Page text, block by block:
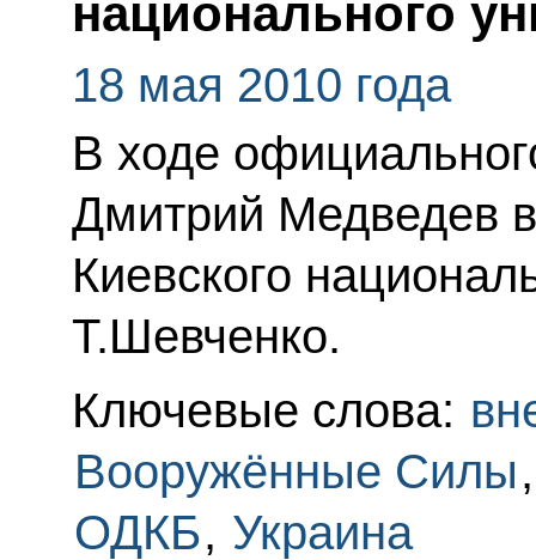
национального
18 мая 2010 года
В ходе
Дмитрий Медведев
Киевского
Т.Шевченко.
Ключевые слова:
Вооружённые Силы
ОДКБ, Украина